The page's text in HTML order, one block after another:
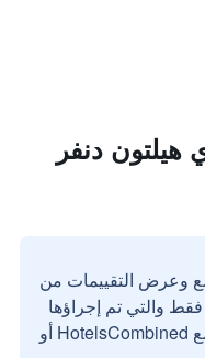
دنفر
وعرض التقييمات من
والتي تم إجراؤها
بواسطة مستخدمين حقيقيين مع HotelsCombined أو